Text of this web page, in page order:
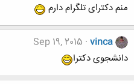
منم دکترای تلگرام دارم
vinca
Sep 19, 2015
دانشجوی دکترا